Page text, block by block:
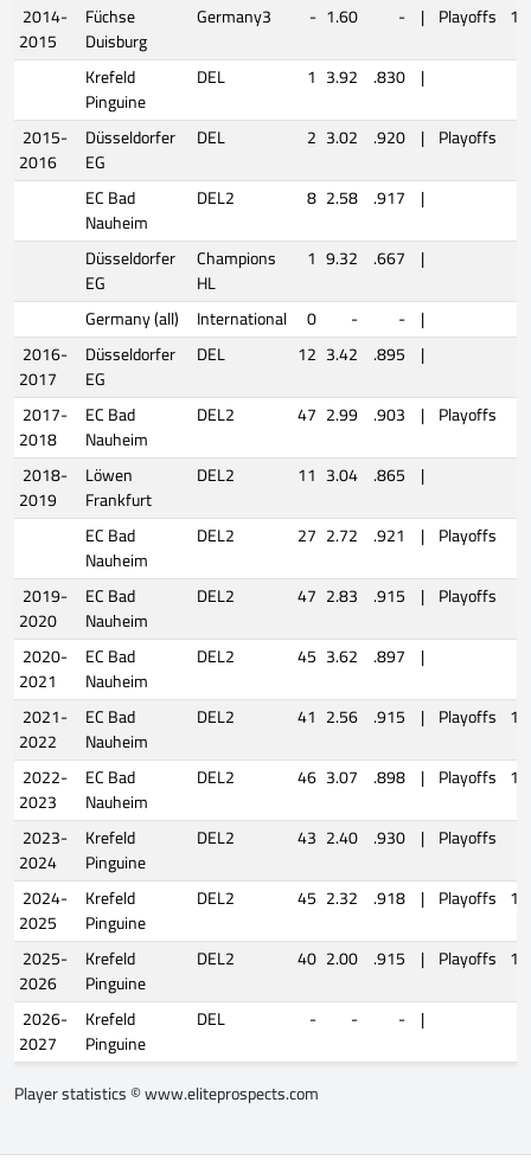
2014-
2015
Füchse
Duisburg
Germany3 - 1.60 - | Playoffs 12
Krefeld
Pinguine
DEL 1 3.92 .830 |
2015-
2016
Düsseldorfer
EG
DEL 2 3.02 .920 | Playoffs
EC Bad
Nauheim
DEL2 8 2.58 .917 |
Düsseldorfer
EG
Champions
HL
1 9.32 .667 |
Germany (all)
International 0 - - |
2016-
2017
Düsseldorfer
EG
DEL 12 3.42 .895 |
2017-
2018
EC Bad
Nauheim
DEL2 47 2.99 .903 | Playoffs
2018-
2019
Löwen
Frankfurt
DEL2 11 3.04 .865 |
EC Bad
Nauheim
DEL2 27 2.72 .921 | Playoffs
2019-
2020
EC Bad
Nauheim
DEL2 47 2.83 .915 | Playoffs
2020-
2021
EC Bad
Nauheim
DEL2 45 3.62 .897 |
2021-
2022
EC Bad
Nauheim
DEL2 41 2.56 .915 | Playoffs 12
2022-
2023
EC Bad
Nauheim
DEL2 46 3.07 .898 | Playoffs 15
2023-
2024
Krefeld
Pinguine
DEL2 43 2.40 .930 | Playoffs
2024-
2025
Krefeld
Pinguine
DEL2 45 2.32 .918 | Playoffs 12
2025-
2026
Krefeld
Pinguine
DEL2 40 2.00 .915 | Playoffs 12
2026-
2027
Krefeld
Pinguine
DEL - - - |
Player statistics ©www.eliteprospects.com